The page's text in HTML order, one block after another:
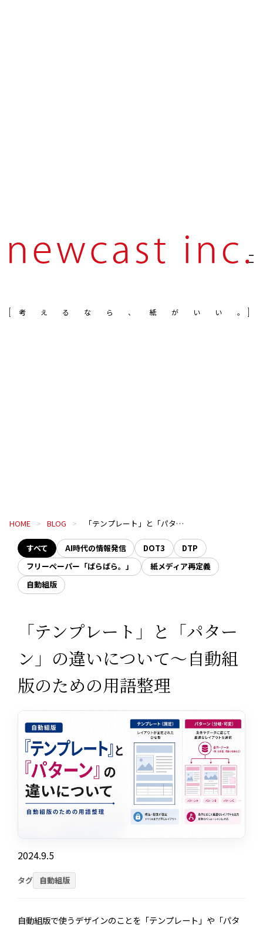
考えるなら、紙がいい。
HOME BLOG 「テンプレート」と「パターン」の違いについて〜自動組版のための用語整理
すべて AI時代の情報発信 DOT3
DTP
フリーペーパー「ばらばら。」
紙メディア再定義
自動組版
「テンプレート」と「パター
ン」の違いについて〜自動組
版のための用語整理
2024.9.5
タグ 自動組版
自動組版で使うデザインのことを「テンプレート」や「パタ